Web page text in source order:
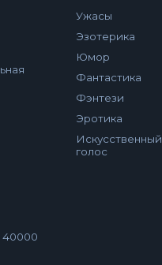
40000
Ужасы
Эзотерика
Юмор
Фантастика
Фэнтези
Эротика
Искусственный
голос